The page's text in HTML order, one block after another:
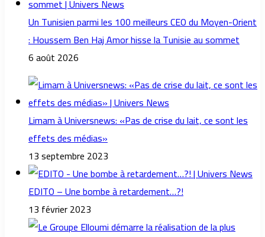
Un Tunisien parmi les 100 meilleurs CEO du Moyen-Orient
: Houssem Ben Haj Amor hisse la Tunisie au sommet
6 août 2026
Limam à Universnews: «Pas de crise du lait, ce sont les
effets des médias»
13 septembre 2023
EDITO – Une bombe à retardement…?!
13 février 2023